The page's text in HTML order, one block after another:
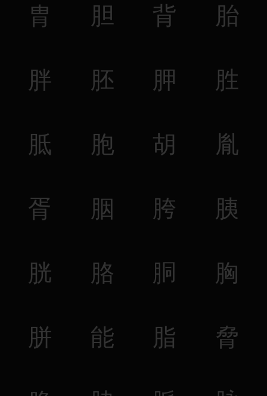
胄 胆 背 胎
胖 胚 胛 胜
胝 胞 胡 胤
胥 胭 胯 胰
胱 胳 胴 胸
胼 能 脂 脅